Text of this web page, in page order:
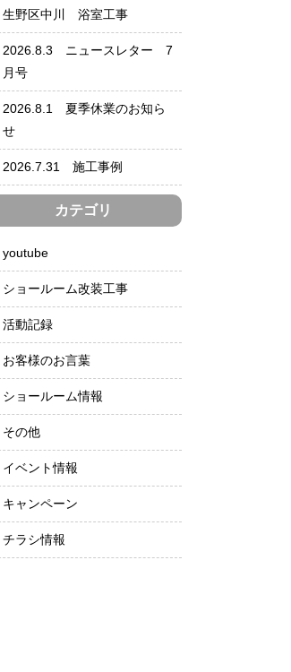
生野区中川 浴室工事
2026.8.3 ニュースレター 7
月号
2026.8.1 夏季休業のお知ら
せ
2026.7.31 施工事例
カテゴリ
youtube
ショールーム改装工事
活動記録
お客様のお言葉
ショールーム情報
その他
イベント情報
キャンペーン
チラシ情報